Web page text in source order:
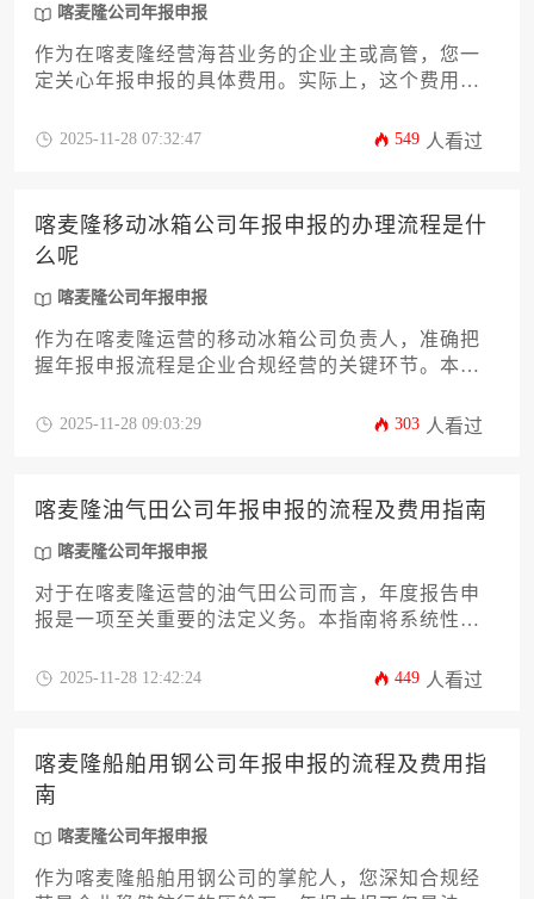
喀麦隆公司年报申报
作为在喀麦隆经营海苔业务的企业主或高管，您一
定关心年报申报的具体费用。实际上，这个费用并
是否委托专业服务机构以及申报的及时性等多种因
助您清晰规划这项重要的合规工作，确保企业稳健
运营。
2025-11-28 07:32:47 549 人看过
喀麦隆移动冰箱公司年报申报的办理流程是什
么呢
喀麦隆公司年报申报
作为在喀麦隆运营的移动冰箱公司负责人，准确把
握年报申报流程是企业合规经营的关键环节。本文
资料准备、核心申报步骤到后续注意事项，为您提
确保企业在当地市场的稳健发展。
2025-11-28 09:03:29 303 人看过
喀麦隆油气田公司年报申报的流程及费用指南
喀麦隆公司年报申报
对于在喀麦隆运营的油气田公司而言，年度报告申
报是一项至关重要的法定义务。本指南将系统性地
的全流程，并详细解析其中涉及的各项官方费用、
您提供一份清晰、实用且具备操作性的路线图，助
力企业高效完成喀麦隆公司年报申报任务，确保合
规经营。
2025-11-28 12:42:24 449 人看过
喀麦隆船舶用钢公司年报申报的流程及费用指
南
喀麦隆公司年报申报
作为喀麦隆船舶用钢公司的掌舵人，您深知合规经